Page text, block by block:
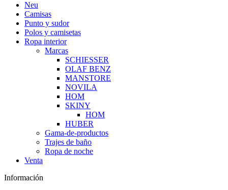
Neu
Camisas
Punto y sudor
Polos y camisetas
Ropa interior
Marcas
SCHIESSER
OLAF BENZ
MANSTORE
NOVILA
HOM
SKINY
HOM
HUBER
Gama-de-productos
Trajes de baño
Ropa de noche
Venta
Información